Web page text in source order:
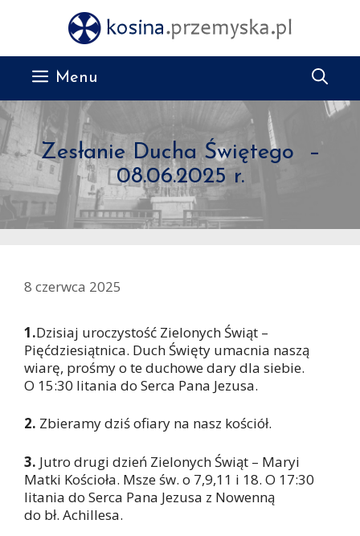
Menu
Zesłanie Ducha Świętego –
08.06.2025 r.
8 czerwca 2025
1.Dzisiaj uroczystość Zielonych Świąt –
Pięćdziesiątnica. Duch Święty umacnia naszą
wiarę, prośmy o te duchowe dary dla siebie.
O 15:30 litania do Serca Pana Jezusa.
2. Zbieramy dziś ofiary na nasz kościół.
3. Jutro drugi dzień Zielonych Świąt – Maryi
Matki Kościoła. Msze św. o 7,9,11 i 18. O 17:30
litania do Serca Pana Jezusa z Nowenną
do bł. Achillesa.